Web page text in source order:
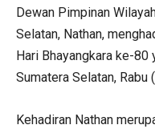
Dewan Pimpinan
Selatan, Nathan,
Hari Bhayangkara ke-
Sumatera Selatan,
Kehadiran Nathan